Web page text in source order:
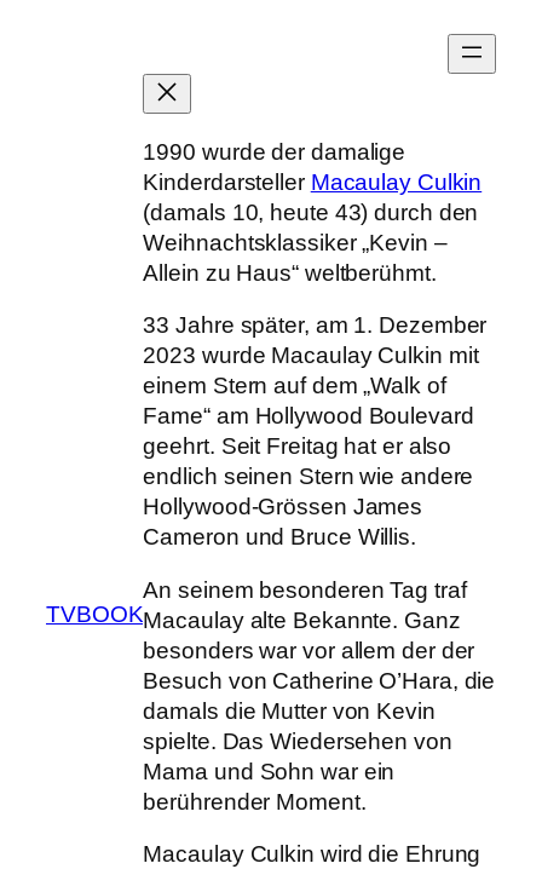
TVBOOK
1990 wurde der damalige
Kinderdarsteller Macaulay Culkin
(damals 10, heute 43) durch den
Weihnachtsklassiker „Kevin –
Allein zu Haus“ weltberühmt.
33 Jahre später, am 1. Dezember
2023 wurde Macaulay Culkin mit
einem Stern auf dem „Walk of
Fame“ am Hollywood Boulevard
geehrt. Seit Freitag hat er also
endlich seinen Stern wie andere
Hollywood-Grössen James
Cameron und Bruce Willis.
An seinem besonderen Tag traf
Macaulay alte Bekannte. Ganz
besonders war vor allem der der
Besuch von Catherine O’Hara, die
damals die Mutter von Kevin
spielte. Das Wiedersehen von
Mama und Sohn war ein
berührender Moment.
Macaulay Culkin wird die Ehrung